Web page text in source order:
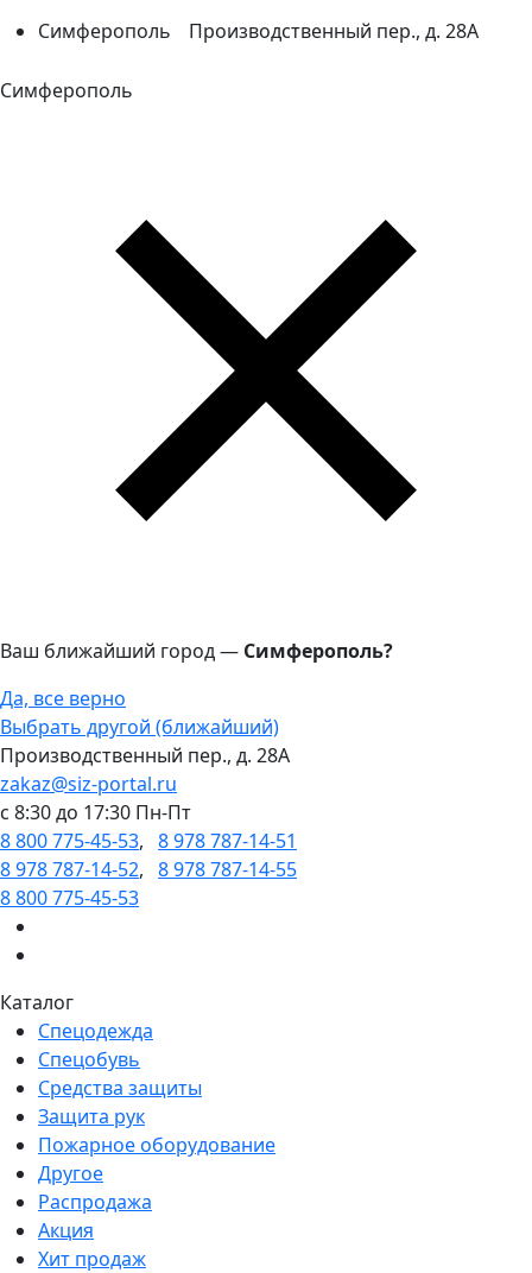
Симферополь Производственный пер., д. 28А
Симферополь
Ваш ближайший город — Симферополь?
Да, все верно
Выбрать другой (ближайший)
Производственный пер., д. 28А
zakaz@siz-portal.ru
c 8:30 до 17:30 Пн-Пт
8 800 775-45-53, 8 978 787-14-51
8 978 787-14-52, 8 978 787-14-55
8 800 775-45-53
Каталог
Спецодежда
Спецобувь
Средства защиты
Защита рук
Пожарное оборудование
Другое
Распродажа
Акция
Хит продаж